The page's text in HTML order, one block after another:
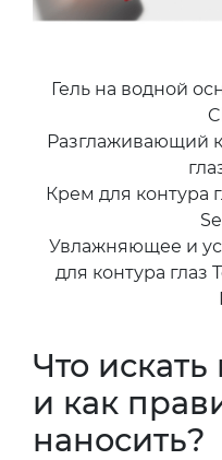
Гель на водной
Разглаживающий
Крем для контура
Увлажняющее и
для контура глаз
Что искать
и как
наносить?